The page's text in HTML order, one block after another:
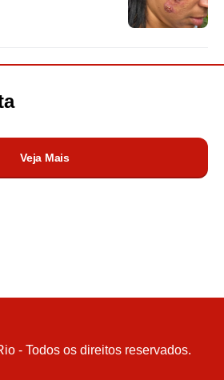
Veja Mais
- Todos os direitos reservados.